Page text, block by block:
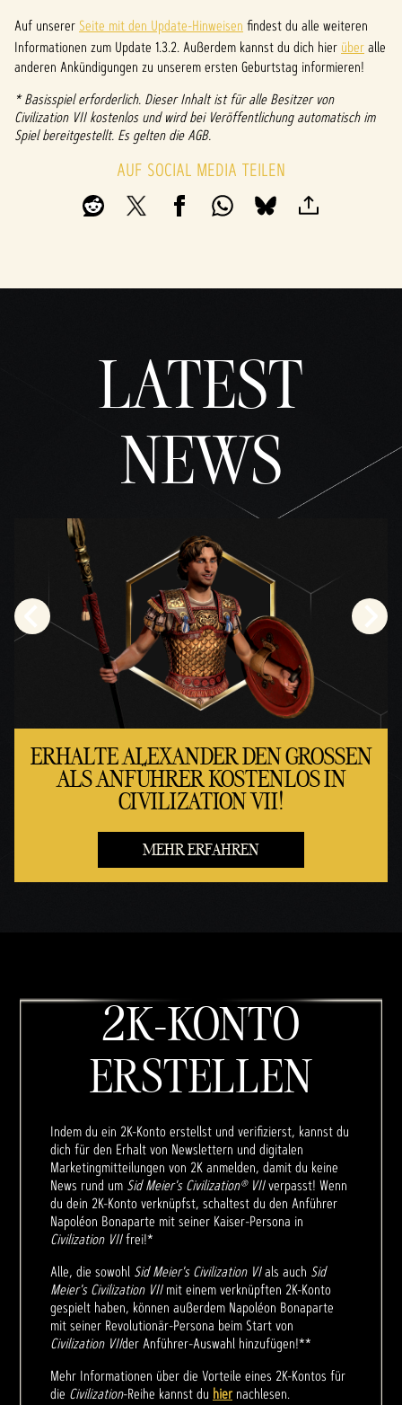
Inde
m du
auf
en"
klicks
t,
Auf unserer Seite mit den Update-Hinweisen findest du alle weiteren
Informationen zum Update 1.3.2. Außerdem kannst du dich hier überalle
anderen Ankündigungen zu unserem ersten Geburtstag informieren!
* Basisspiel erforderlich. Dieser Inhalt ist für alle Besitzer von
Civilization VII kostenlos und wird bei Veröffentlichung automatisch im
Spiel bereitgestellt. Es gelten die AGB.
AUF SOCIAL MEDIA TEILEN
LATEST
NEWS
ERHALTE ALEXANDER DEN GROSSEN A
LS ANFÜHRER KOSTENLOS IN C
IVILIZATION VII!
MEHR ERFAHREN
2K-KONTO
ERSTELLEN
Indem du ein 2K-Konto erstellst und verifizierst, kannst du
dich für den Erhalt von Newslettern und digitalen
Marketingmitteilungen von 2K anmelden, damit du keine
News rund um Sid Meier's Civilization® VIIverpasst! Wenn
du dein 2K-Konto verknüpfst, schaltest du den Anführer
Napoléon Bonaparte mit seiner Kaiser-Persona in
Civilization VIIfrei!*
Alle, die sowohl Sid Meier's Civilization VIals auch Sid
Meier's Civilization VIImit einem verknüpften 2K-Konto
gespielt haben, können außerdem Napoléon Bonaparte
mit seiner Revolutionär-Persona beim Start von
Civilization VIIder Anführer-Auswahl hinzufügen!**
Mehr Informationen über die Vorteile eines 2K-Kontos für
die Civilization-Reihe kannst du hiernachlesen.